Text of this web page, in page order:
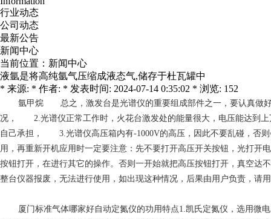
行业动态
公司动态
最新公告
新闻中心
当前位置： 新闻中心
液氩是将高纯氩气压缩成液态气,储存于杜瓦罐中
* 来源: * 作者: * 发表时间: 2024-07-14 0:35:02 * 浏览: 152
氩甲烷 总之，激发台是光谱仪的重要组成部件之一，要认真做
况， 2.光谱仪正常工作时，火花台激发处的能量很大，电压能达到上
自己承担， 3.光谱仪高压箱内有-1000V的高压，因此不要乱碰，否
用，再重新开机应用时一定要注意：先不要打开高压开关按钮，光打开
按钮打开，在进行其它的操作。否则一开始就把高压按钮打开，真空达
整台仪器报废，无法进行使用，如出现这种情况，后果由用户负责，请
厦门标准气体哪家好自动定氮仪的功用特点1.凯氏定氮仪，选用微